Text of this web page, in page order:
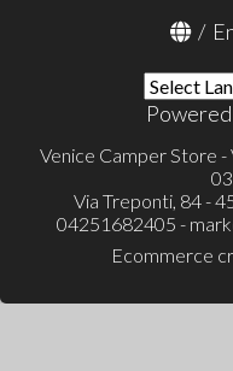
/
Venice Camper Store -
Via Treponti, 84 -
04251682405 -
Ecommerce